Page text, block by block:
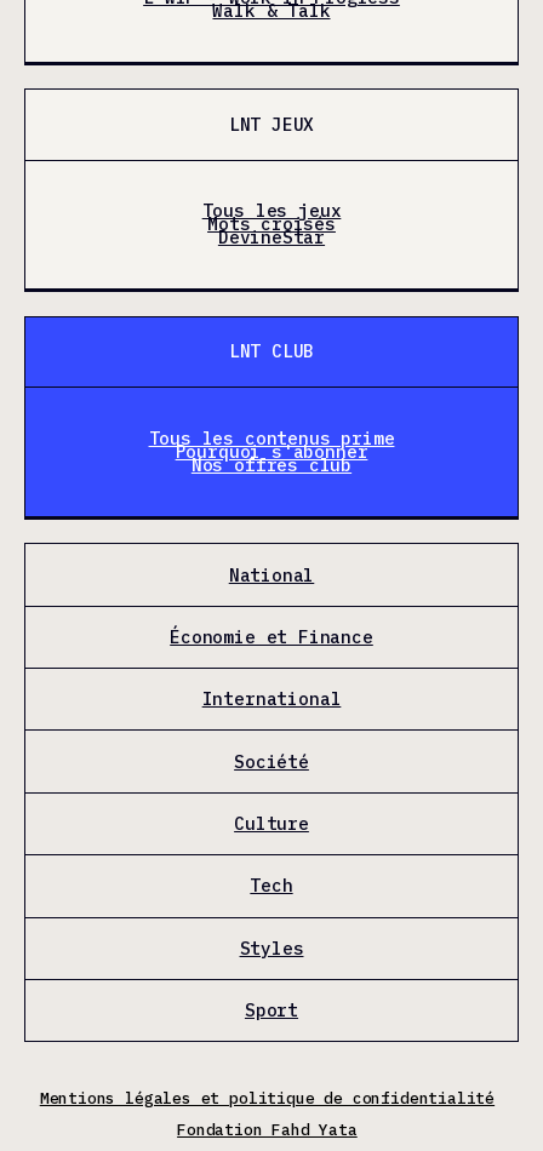
Walk & Talk
LNT JEUX
Tous les jeux
Mots croisés
DevineStar
LNT CLUB
Tous les contenus prime
Pourquoi s'abonner
Nos offres club
National
Économie et Finance
International
Société
Culture
Tech
Styles
Sport
Mentions légales et politique de confidentialité
Fondation Fahd Yata